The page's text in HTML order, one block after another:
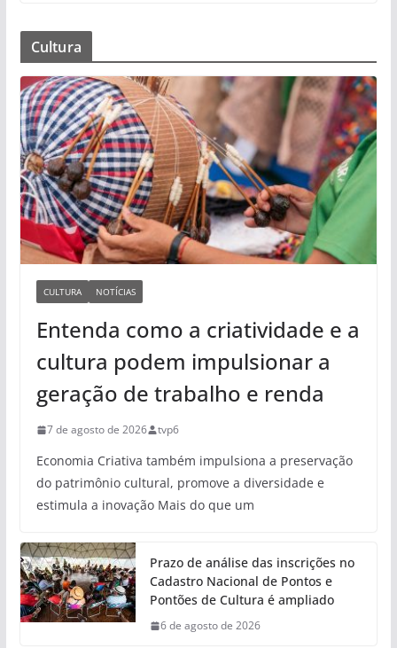
Cultura
CULTURA NOTÍCIAS
Entenda como a criatividade e a
cultura podem impulsionar a
geração de trabalho e renda
7 de agosto de 2026 tvp6
Economia Criativa também impulsiona a preservação
do patrimônio cultural, promove a diversidade e
estimula a inovação Mais do que um
Prazo de análise das inscrições no
Cadastro Nacional de Pontos e
Pontões de Cultura é ampliado
6 de agosto de 2026